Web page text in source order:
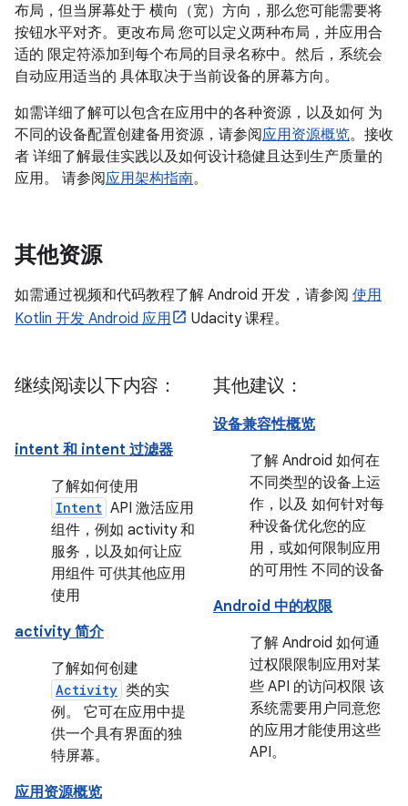
布局，但当屏幕处于 横向（宽）方向，那么您可能需要将
按钮水平对齐。更改布局 您可以定义两种布局，并应用合
适的 限定符添加到每个布局的目录名称中。然后，系统会
自动应用适当的 具体取决于当前设备的屏幕方向。
如需详细了解可以包含在应用中的各种资源，以及如何 为
不同的设备配置创建备用资源，请参阅应用资源概览。接收
者 详细了解最佳实践以及如何设计稳健且达到生产质量的
应用。 请参阅应用架构指南。
其他资源
如需通过视频和代码教程了解 Android 开发，请参阅 使用
Kotlin 开发 Android 应用
Udacity 课程。
继续阅读以下内容：
intent 和 intent 过滤器
了解如何使用
Intent API 激活应用
组件，例如 activity 和
服务，以及如何让应
用组件 可供其他应用
使用
activity 简介
了解如何创建
Activity 类的实
例。 它可在应用中提
供一个具有界面的独
特屏幕。
应用资源概览
其他建议：
设备兼容性概览
了解 Android 如何在
不同类型的设备上运
作，以及 如何针对每
种设备优化您的应
用，或如何限制应用
的可用性 不同的设备
Android 中的权限
了解 Android 如何通
过权限限制应用对某
些 API 的访问权限 该
系统需要用户同意您
的应用才能使用这些
API。